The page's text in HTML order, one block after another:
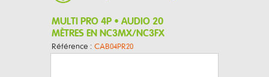
MULTI PRO 4P • AUDIO 20
MÈTRES EN NC3MX/NC3FX
Référence : CAB04PR20